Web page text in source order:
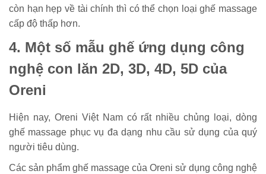
còn hạn hẹp về tài chính thì có thể chọn loại ghế massage
cấp độ thấp hơn.
4. Một số mẫu ghế ứng dụng công
nghệ con lăn 2D, 3D, 4D, 5D của
Oreni
Hiện nay, Oreni Việt Nam có rất nhiều chủng loại, dòng
ghế massage phục vụ đa dạng nhu cầu sử dụng của quý
người tiêu dùng.
Các sản phẩm ghế massage của Oreni sử dụng công nghệ